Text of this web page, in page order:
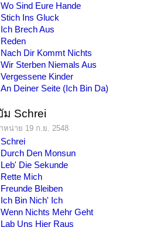
Wo Sind Eure Hande
Stich Ins Gluck
Ich Brech Aus
Reden
Nach Dir Kommt Nichts
Wir Sterben Niemals Aus
Vergessene Kinder
An Deiner Seite (Ich Bin Da)
ม Schrei
หน่าย 19 ก.ย. 2548
Schrei
Durch Den Monsun
Leb' Die Sekunde
Rette Mich
Freunde Bleiben
Ich Bin Nich' Ich
Wenn Nichts Mehr Geht
Lab Uns Hier Raus